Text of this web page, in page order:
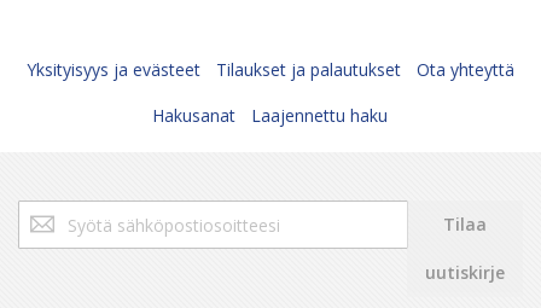
Yksityisyys ja evästeet Tilaukset ja palautukset
Ota yhteyttä
Hakusanat
Laajennettu haku
Tilaa
uutiskirjeemme:
Tilaa
uutiskirje